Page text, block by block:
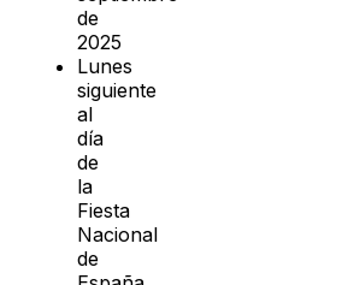
de
2025
Lunes
siguiente
al
día
de
la
Fiesta
Nacional
de